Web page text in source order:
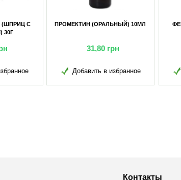
(ОРАЛЬНЫЙ) 10МЛ
в избранное
ФЕНБЕНДАЗОЛ УЛЬТРА-20%
Добавить в избранное
Контакты